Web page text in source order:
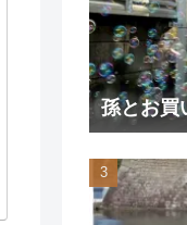
孫とお買